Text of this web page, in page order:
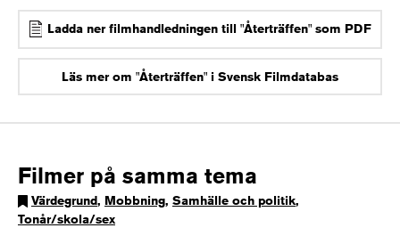
Ladda ner filmhandledningen till "Återträffen" som PDF
Läs mer om "Återträffen" i Svensk Filmdatabas
Filmer på samma tema
Värdegrund, Mobbning, Samhälle och politik,
Tonår/skola/sex